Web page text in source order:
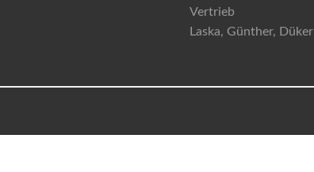
Vertrieb
Laska, Günther, Düker